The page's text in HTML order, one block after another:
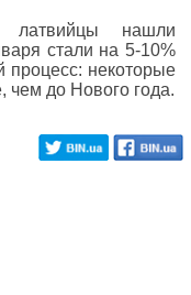
латвийцы нашли
стали на 5-10%
процесс: некоторые
чем до Нового года.